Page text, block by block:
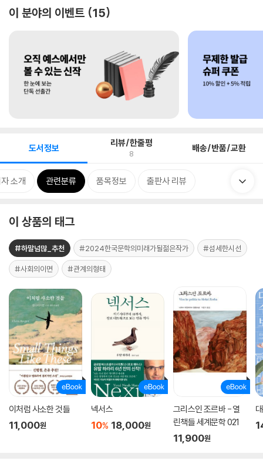
이 분야의 이벤트 15
도서정보 리뷰/한줄평
8 배송/반품/교환
소개 관련분류 품목정보 출판사 리뷰
이 상품의 태그
#하말넘많_추천 #2024한국문학의미래가될젊은작가 #섬세한시선
#사회의이면 #관계의형태
이처럼 사소한 것들
11,000원
넥서스
10% 18,000원
그리스인 조르바 - 열
린책들 세계문학 021
11,900원